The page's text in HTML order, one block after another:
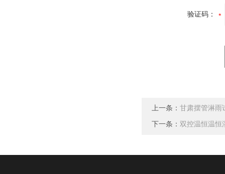
验证码：
上一条： 甘肃摆管淋雨
下一条： 双控温恒温恒